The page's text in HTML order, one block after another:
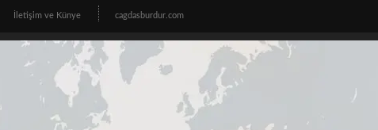
İletişim ve Künye cagdasburdur.com